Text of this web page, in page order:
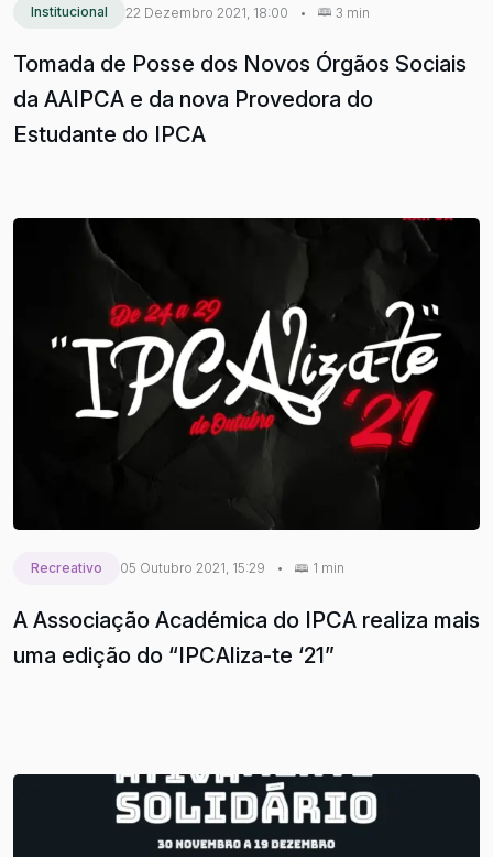
Institucional 22 Dezembro 2021, 18:00 • 3 min
Tomada de Posse dos Novos Órgãos Sociais
da AAIPCA e da nova Provedora do
Estudante do IPCA
Recreativo 05 Outubro 2021, 15:29 • 1 min
A Associação Académica do IPCA realiza mais
uma edição do “IPCAliza-te ‘21”